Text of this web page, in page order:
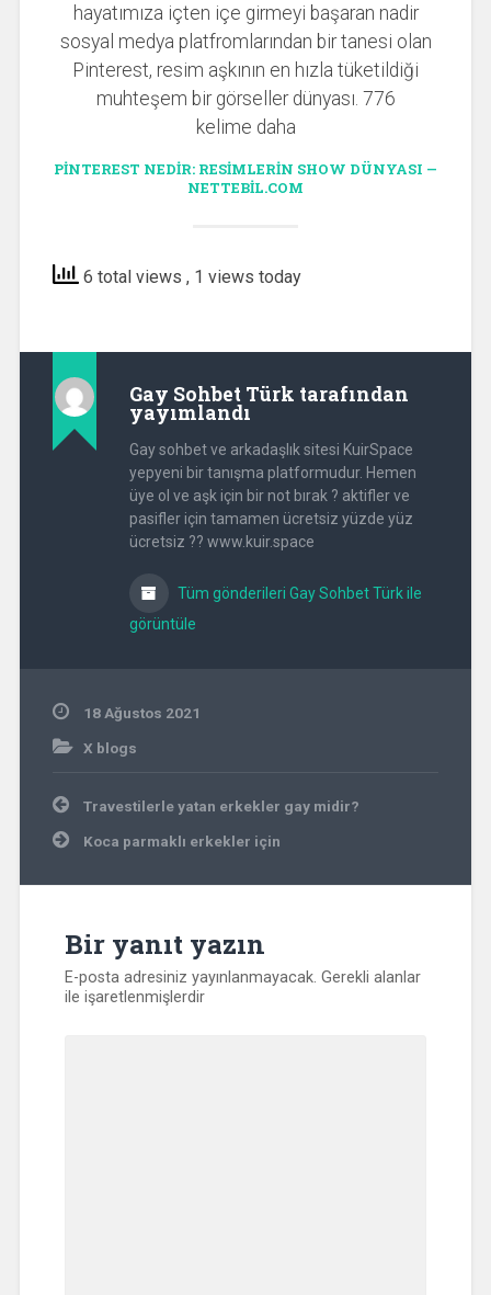
hayatımıza içten içe girmeyi başaran nadir
sosyal medya platfromlarından bir tanesi olan
Pinterest, resim aşkının en hızla tüketildiği
muhteşem bir görseller dünyası. 776
kelime daha
PINTEREST NEDIR: RESIMLERIN SHOW DÜNYASI —
NETTEBIL.COM
6 total views , 1 views today
Gay Sohbet Türk tarafından
yayımlandı
Gay sohbet ve arkadaşlık sitesi KuirSpace
yepyeni bir tanışma platformudur. Hemen
üye ol ve aşk için bir not bırak ? aktifler ve
pasifler için tamamen ücretsiz yüzde yüz
ücretsiz ?? www.kuir.space
Tüm gönderileri Gay Sohbet Türk ile
görüntüle
18 Ağustos 2021
X blogs
Yazı Travestilerle yatan erkekler gay midir?
Koca parmaklı erkekler için
Bir yanıt yazın
E-posta adresiniz yayınlanmayacak. Gerekli alanlar
ile işaretlenmişlerdir